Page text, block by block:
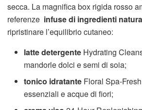
secca. La magnifica box rigida rosso
referenze infuse di ingredienti
ripristinare l’equilibrio cutaneo:
latte detergente Hydrating
mandorle dolci e semi di soia;
tonico idratante Floral Spa-
essenziali e acque di fiori;